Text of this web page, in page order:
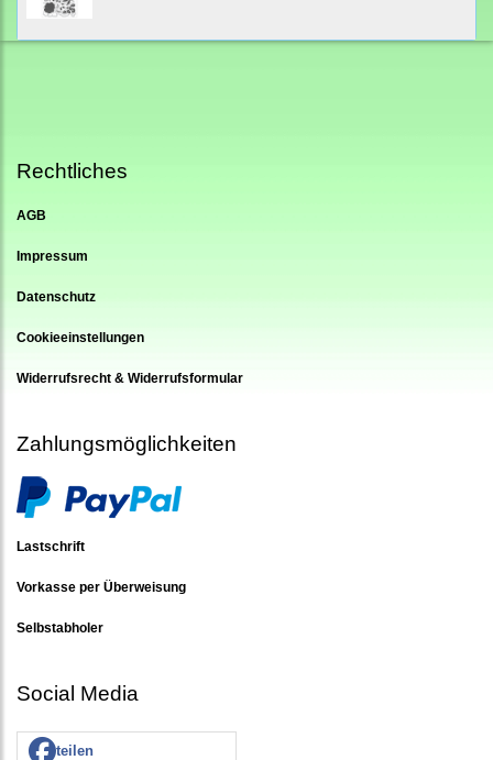
Rechtliches
AGB
Impressum
Datenschutz
Cookieeinstellungen
Widerrufsrecht & Widerrufsformular
Zahlungsmöglichkeiten
Lastschrift
Vorkasse per Überweisung
Selbstabholer
Social Media
teilen